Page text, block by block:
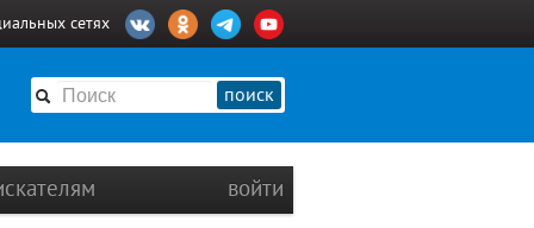
сетях
поиск
войти